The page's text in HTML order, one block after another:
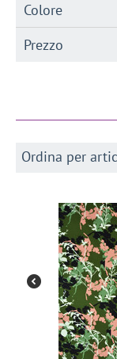
Colore
Prezzo
Ordina per